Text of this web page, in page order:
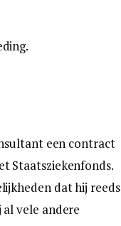
een contract
Staatsziekenfonds.
dat hij reeds
vele andere